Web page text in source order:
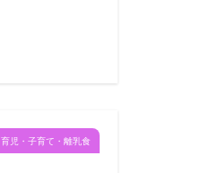
育児・子育て・離乳食